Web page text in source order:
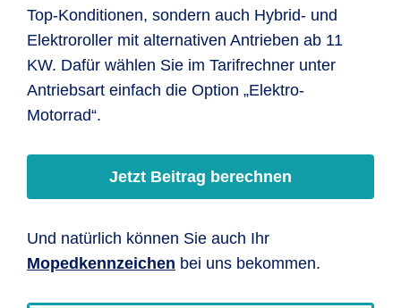
Top-Konditionen, sondern auch Hybrid- und
Elektroroller mit alternativen Antrieben ab 11
KW. Dafür wählen Sie im Tarifrechner unter
Antriebsart einfach die Option „Elektro-
Motorrad“.
Jetzt Beitrag berechnen
Und natürlich können Sie auch Ihr
Mopedkennzeichen bei uns bekommen.